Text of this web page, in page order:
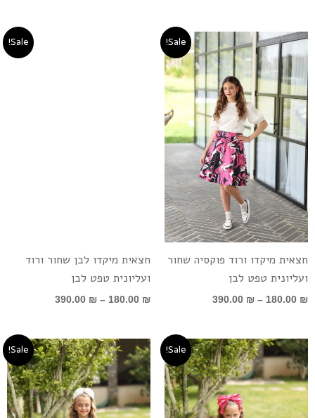
Sale!
חצאית מיקדו ורוד פוקסיה שחור
ועליונית טפט לבן
180.00 ₪
–
390.00 ₪
טווח
מחירים:
עד
Sale!
חצאית מיקדו לבן שחור ורוד
ועליונית טפט לבן
180.00 ₪
–
390.00 ₪
מחירים:
Sale!
טווח
מחירים:
עד
Sale!
טווח
מחירים:
עד